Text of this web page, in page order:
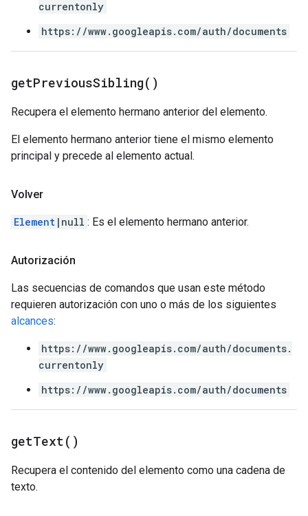
currentonly
https://www.googleapis.com/auth/documents
getPreviousSibling( )
Recupera el elemento hermano anterior del elemento.
El elemento hermano anterior tiene el mismo elemento
principal y precede al elemento actual.
Volver
Element |null : Es el elemento hermano anterior.
Autorización
Las secuencias de comandos que usan este método
requieren autorización con uno o más de los siguientes
alcances:
https://www.googleapis.com/auth/documents.
currentonly
https://www.googleapis.com/auth/documents
getText( )
Recupera el contenido del elemento como una cadena de
texto.